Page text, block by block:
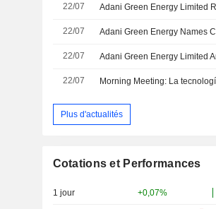
22/07
22/07 Adani Green Energy Names
22/07
22/07 Morning Meeting: La
Plus d'actualités
Cotations et Performances
1 jour +0,07%